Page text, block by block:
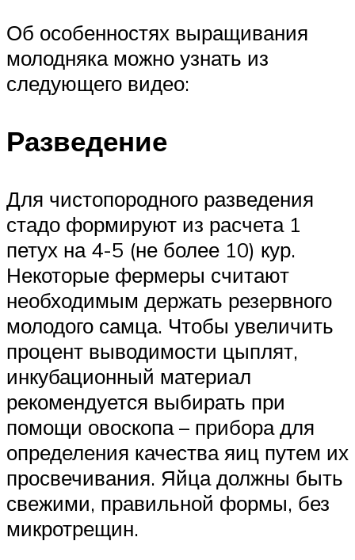
Об особенностях выращивания
молодняка можно узнать из
следующего видео:
Разведение
Для чистопородного разведения
стадо формируют из расчета 1
петух на 4-5 (не более 10) кур.
Некоторые фермеры считают
необходимым держать резервного
молодого самца. Чтобы увеличить
процент выводимости цыплят,
инкубационный материал
рекомендуется выбирать при
помощи овоскопа – прибора для
определения качества яиц путем их
просвечивания. Яйца должны быть
свежими, правильной формы, без
микротрещин.